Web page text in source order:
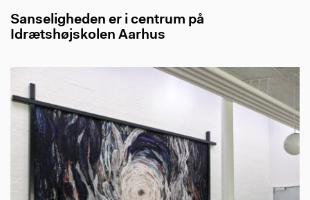
Sanseligheden er i centrum på
Idrætshøjskolen Aarhus